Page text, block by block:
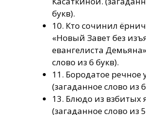
букв).
10. Кто сочинил
«Новый Завет без
евангелиста
слово из 6 букв).
11. Бородатое речное
(загаданное слово из
13. Блюдо из взбитых
(загаданное слово из